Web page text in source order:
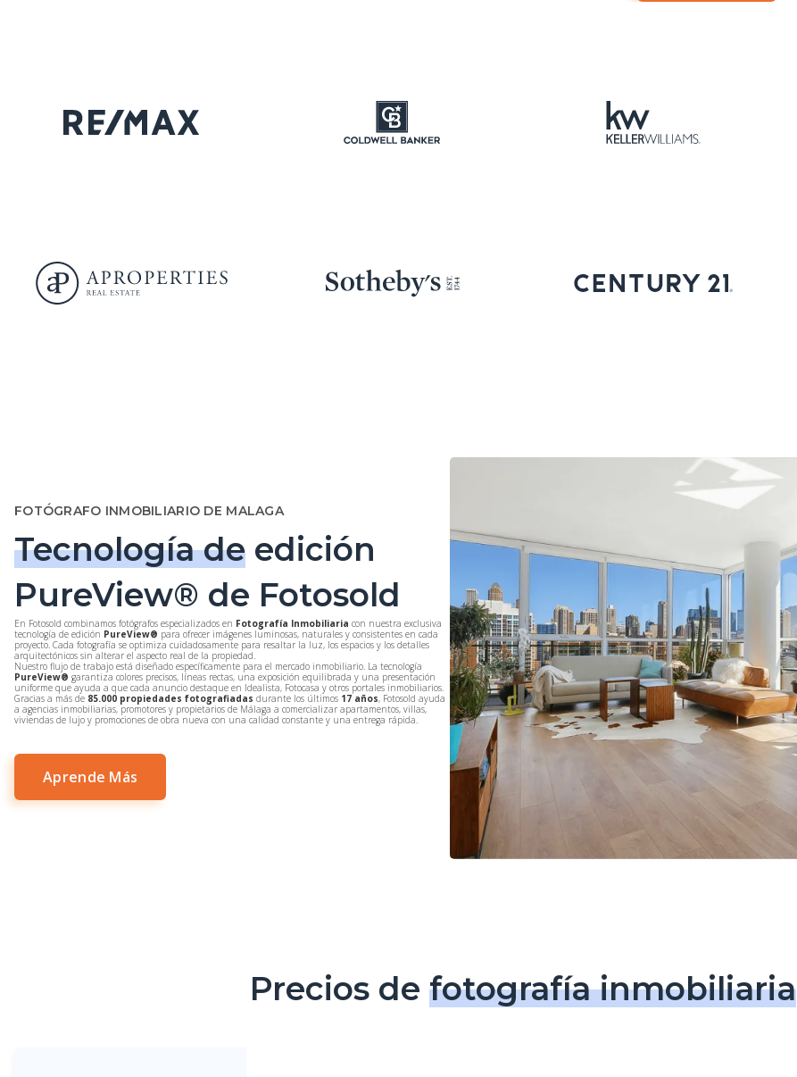
FOTÓGRAFO INMOBILIARIO DE MALAGA
Tecnología de edición
PureView® de Fotosold
En Fotosold combinamos fotógrafos especializados en Fotografía Inmobiliaria con nuestra exclusiva
tecnología de edición PureView® para ofrecer imágenes luminosas, naturales y consistentes en cada
proyecto. Cada fotografía se optimiza cuidadosamente para resaltar la luz, los espacios y los detalles
arquitectónicos sin alterar el aspecto real de la propiedad.
Nuestro flujo de trabajo está diseñado específicamente para el mercado inmobiliario. La tecnología
PureView® garantiza colores precisos, líneas rectas, una exposición equilibrada y una presentación
uniforme que ayuda a que cada anuncio destaque en Idealista, Fotocasa y otros portales inmobiliarios.
Gracias a más de 85.000 propiedades fotografiadas durante los últimos 17 años, Fotosold ayuda
a agencias inmobiliarias, promotores y propietarios de Málaga a comercializar apartamentos, villas,
viviendas de lujo y promociones de obra nueva con una calidad constante y una entrega rápida.
Aprende Más
Precios de fotografía inmobiliaria